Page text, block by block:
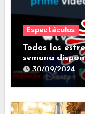
Espectáculos
Todos los
semana
30/09/2024